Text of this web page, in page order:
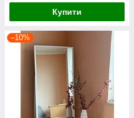
Купити
–10%